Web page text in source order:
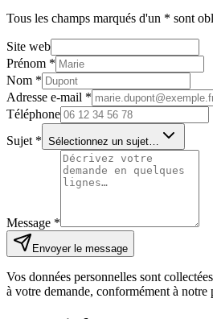
Tous les champs marqués d'un * sont
Site web
Prénom *
Nom *
Adresse e-mail *
Téléphone
Sujet * Sélectionnez un sujet…
Message *
Envoyer le message
Vos données personnelles sont
à votre demande, conformément à